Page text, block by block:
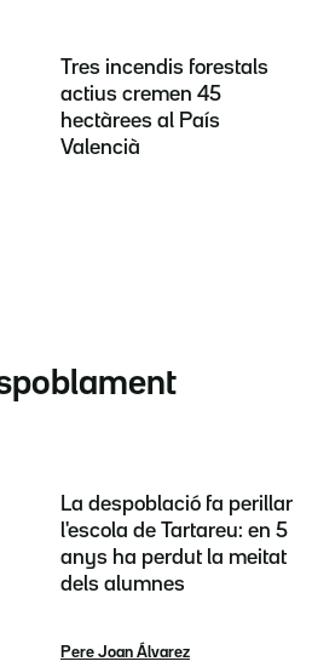
Tres incendis forestals
actius cremen 45
hectàrees al País
Valencià
La despoblació fa perillar
l'escola de Tartareu: en 5
anys ha perdut la meitat
dels alumnes
Pere Joan Álvarez